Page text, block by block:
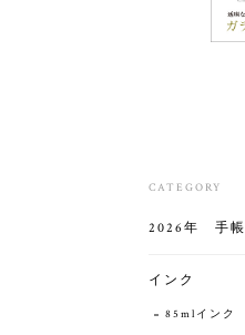
CATEGORY
2026年 手帳
インク
85mlインク